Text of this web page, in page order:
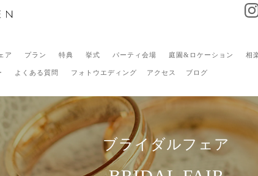
ア プラン 特典 挙式 パーティ会場 庭園&ロケーション 相
よくある質問 フォトウエディング アクセス ブログ
ブライダルフェア